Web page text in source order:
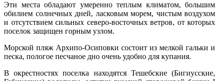
Эти места обладают умеренно теплым климатом, большим
обилием солнечных дней, ласковым морем, чистым воздухом
и отсутствием сильных северо-восточных ветров, от которых
поселок защищен горным узлом.
Морской пляж Архипо-Осиповки состоит из мелкой гальки и
песка, пологое песчаное дно очень удобно для купания.
В окрестностях поселка находятся Тешебские (Бигиусские,